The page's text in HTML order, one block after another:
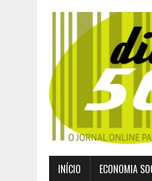
INÍCIO ECONOMIA